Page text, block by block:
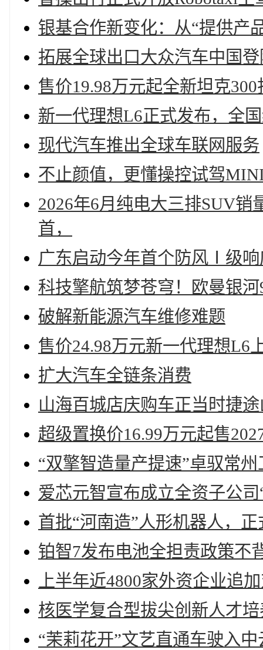
银基合作新变化：从“提供产
拓展全球出口大众汽车中国
售价19.98万元起全新坦克
新一代理想L6正式发布，全
现代汽车推出全球车联网服务
不止颜值，更懂操控试驾
2026年6月纯电大三排SUV销
首，
广东启动今年首个防风Ⅰ级
科技擎航筑梦苍穹！欧曼银
破解新能源汽车维修难题
售价24.98万元新一代理想L6
扩大汽车全链条消费
山海百城店庆购车正当时捷
超级置换价16.99万元起售
“双擎智造量产提速”卓驭常
爱芯元智宣布成立全资子公司
首批“河南造”人形机器人，
铂智7发布电池全担责政策不
上半年近4800家外资企业追
核医学复合型拔尖创新人才
“茉莉花开”文艺直通车驶入